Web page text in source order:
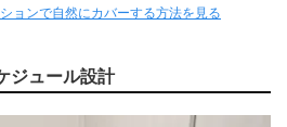
ョンで自然にカバーする方法を見る
ジュール設計